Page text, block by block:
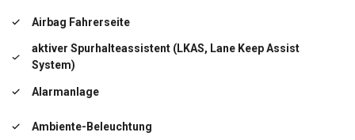
Airbag Fahrerseite
aktiver Spurhalteassistent (LKAS, Lane Keep Assist
System)
Alarmanlage
Ambiente-Beleuchtung